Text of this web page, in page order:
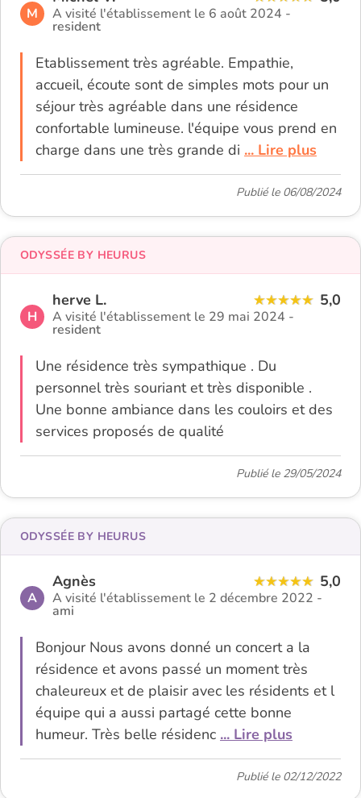
M A visité l'établissement le 6 août 2024 -
resident
Etablissement très agréable. Empathie,
accueil, écoute sont de simples mots pour un
séjour très agréable dans une résidence
confortable lumineuse. l'équipe vous prend en
charge dans une très grande di ... Lire plus
Publié le 06/08/2024
H
herve L. 5,0
A visité l'établissement le 29 mai 2024 -
resident
Une résidence très sympathique . Du
personnel très souriant et très disponible .
Une bonne ambiance dans les couloirs et des
services proposés de qualité
ODYSSÉE BY HEURUS
Publié le 29/05/2024
A
Agnès 5,0
A visité l'établissement le 2 décembre 2022 -
ami
Bonjour Nous avons donné un concert a la
résidence et avons passé un moment très
chaleureux et de plaisir avec les résidents et l
équipe qui a aussi partagé cette bonne
humeur. Très belle résidenc ... Lire plus
ODYSSÉE BY HEURUS
Publié le 02/12/2022